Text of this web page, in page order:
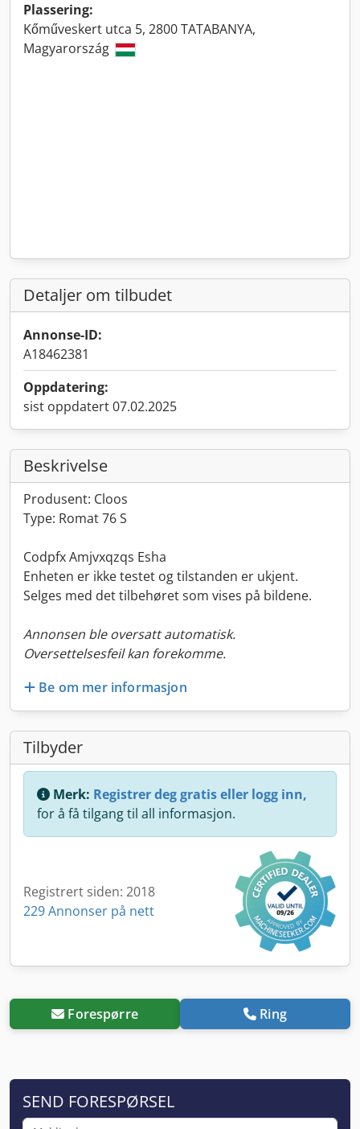
Plassering:
Kőműveskert utca 5, 2800 TATABANYA,
Magyarország
Detaljer om tilbudet
Annonse-ID:
A18462381
Oppdatering:
sist oppdatert 07.02.2025
Beskrivelse
Produsent: Cloos
Type: Romat 76 S
Codpfx Amjvxqzqs Esha
Enheten er ikke testet og tilstanden er ukjent.
Selges med det tilbehøret som vises på bildene.
Annonsen ble oversatt automatisk.
Oversettelsesfeil kan forekomme.
Be om mer informasjon
Tilbyder
Merk: Registrer deg gratis eller logg inn,
for å få tilgang til all informasjon.
Registrert siden: 2018
229 Annonser på nett
Forespørre Ring
SEND FORESPØRSEL